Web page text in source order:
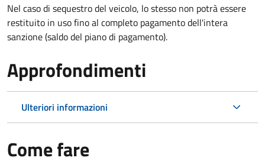
Nel caso di sequestro del veicolo, lo stesso non potrà essere
restituito in uso fino al completo pagamento dell'intera
sanzione (saldo del piano di pagamento).
Approfondimenti
Ulteriori informazioni
Come fare